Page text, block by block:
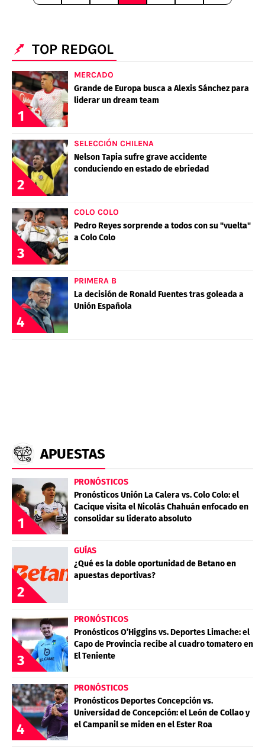
TOP REDGOL
1
MERCADO
Grande de Europa busca a Alexis Sánchez para
liderar un dream team
2
SELECCIÓN CHILENA
Nelson Tapia sufre grave accidente
conduciendo en estado de ebriedad
3
COLO COLO
Pedro Reyes sorprende a todos con su "vuelta"
a Colo Colo
4
PRIMERA B
La decisión de Ronald Fuentes tras goleada a
Unión Española
APUESTAS
1
PRONÓSTICOS
Pronósticos Unión La Calera vs. Colo Colo: el
Cacique visita el Nicolás Chahuán enfocado en
consolidar su liderato absoluto
2
GUÍAS
¿Qué es la doble oportunidad de Betano en
apuestas deportivas?
3
PRONÓSTICOS
Pronósticos O’Higgins vs. Deportes Limache: el
Capo de Provincia recibe al cuadro tomatero en
El Teniente
4
PRONÓSTICOS
Pronósticos Deportes Concepción vs.
Universidad de Concepción: el León de Collao y
el Campanil se miden en el Ester Roa